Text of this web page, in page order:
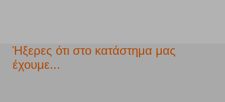
Ήξερες ότι στο κατάστημα μας
έχουμε...